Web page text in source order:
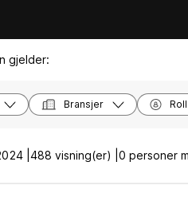
gjelder:
Bransjer
| 488 visning(er) | 0 personer